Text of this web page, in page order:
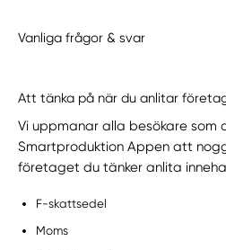
Vanliga frågor & svar
Att tänka på när du anlitar
Vi uppmanar alla besökare som
Smartproduktion Appen att
företaget du tänker anlita
F-skattsedel
Moms